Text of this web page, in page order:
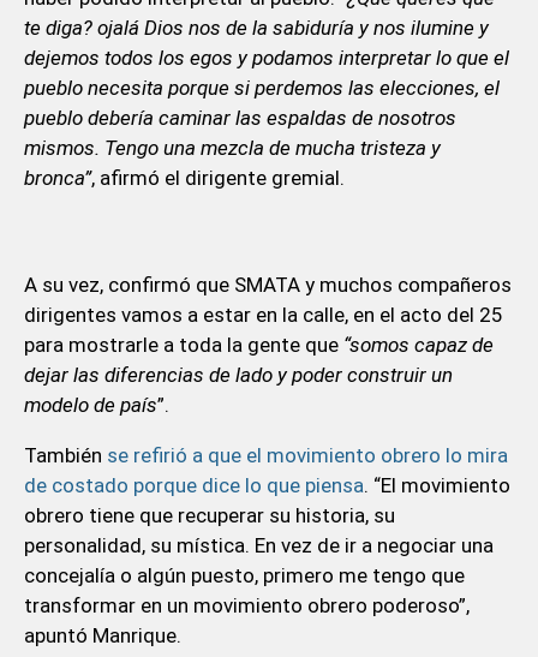
te diga? ojalá Dios nos de la sabiduría y nos ilumine y
dejemos todos los egos y podamos interpretar lo que el
pueblo necesita porque si perdemos las elecciones, el
pueblo debería caminar las espaldas de nosotros
mismos. Tengo una mezcla de mucha tristeza y
bronca”, afirmó el dirigente gremial.
A su vez, confirmó que SMATA y muchos compañeros
dirigentes vamos a estar en la calle, en el acto del 25
para mostrarle a toda la gente que “somos capaz de
dejar las diferencias de lado y poder construir un
modelo de país”.
También se refirió a que el movimiento obrero lo mira
de costado porque dice lo que piensa. “El movimiento
obrero tiene que recuperar su historia, su
personalidad, su mística. En vez de ir a negociar una
concejalía o algún puesto, primero me tengo que
transformar en un movimiento obrero poderoso”,
apuntó Manrique.